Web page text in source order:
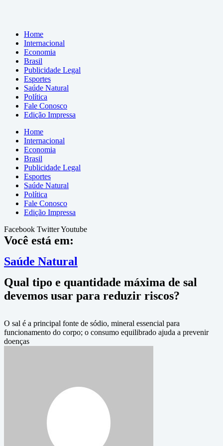
Home
Internacional
Economia
Brasil
Publicidade Legal
Esportes
Saúde Natural
Política
Fale Conosco
Edição Impressa
Home
Internacional
Economia
Brasil
Publicidade Legal
Esportes
Saúde Natural
Política
Fale Conosco
Edição Impressa
Facebook TwitterYoutube
Você está em:
Saúde Natural
Qual tipo e quantidade máxima de sal
devemos usar para reduzir riscos?
O sal é a principal fonte de sódio, mineral essencial para
funcionamento do corpo; o consumo equilibrado ajuda a prevenir
doenças